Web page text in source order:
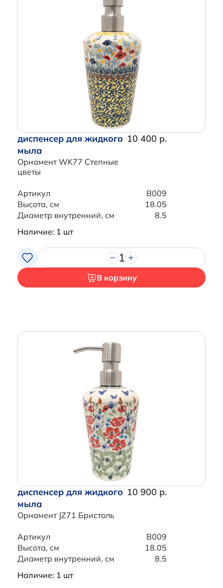
диспенсер для жидкого
мыла
Орнамент WK77 Степные
цветы
10 400 р.
Артикул
B009
Высота, см
18.05
Диаметр внутренний, см
8.5
Наличие: 1 шт
1
В корзину
диспенсер для жидкого
мыла
Орнамент JZ71 Бристоль
10 900 р.
Артикул
B009
Высота, см
18.05
Диаметр внутренний, см
8.5
Наличие: 1 шт